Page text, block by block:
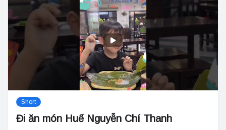
Short
Đi ăn món Huế Nguyễn Chí Thanh